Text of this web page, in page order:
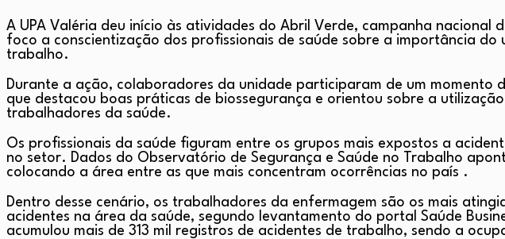
A UPA Valéria deu início às atividades do Abril Verde, campanha
foco a conscientização dos profissionais de saúde sobre a importância
trabalho.
Durante a ação, colaboradores da unidade participaram de um
que destacou boas práticas de biossegurança e orientou sobre a
trabalhadores da saúde.
Os profissionais da saúde figuram entre os grupos mais expostos a
no setor. Dados do Observatório de Segurança e Saúde no Trabalho
colocando a área entre as que mais concentram ocorrências no país .
Dentro desse cenário, os trabalhadores da enfermagem são os mais
acidentes na área da saúde, segundo levantamento do portal Saúde
acumulou mais de 313 mil registros de acidentes de trabalho, sendo a